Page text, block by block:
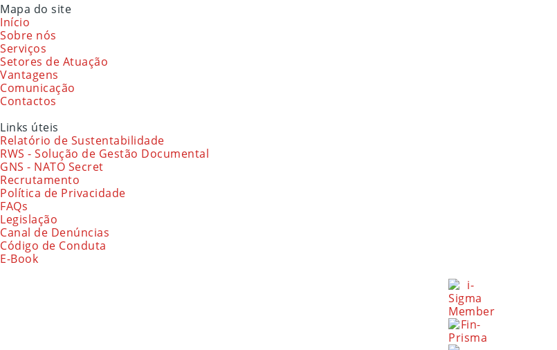
Mapa do site
Início
Sobre nós
Serviços
Setores de Atuação
Vantagens
Comunicação
Contactos
Links úteis
Relatório de Sustentabilidade
RWS - Solução de Gestão Documental
GNS - NATO Secret
Recrutamento
Política de Privacidade
FAQs
Legislação
Canal de Denúncias
Código de Conduta
E-Book